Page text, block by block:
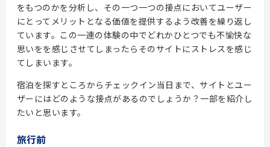
をもつのかを分析し、その一つ一つの接点においてユーザー
にとってメリットとなる価値を提供するよう改善を繰り返し
ています。この一連の体験の中でどれかひとつでも不愉快な
思いをを感じさせてしまったらそのサイトにストレスを感じ
てしまいます。
宿泊を探すところからチェックイン当日まで、サイトとユー
ザーにはどのような接点があるのでしょうか？一部を紹介し
たいと思います。
旅行前